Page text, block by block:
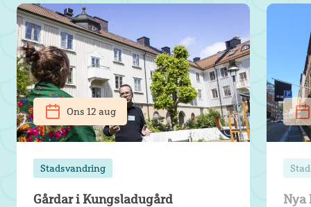
Ons 12 aug
Stadsvandring
Gårdar i Kungsladugård Nya